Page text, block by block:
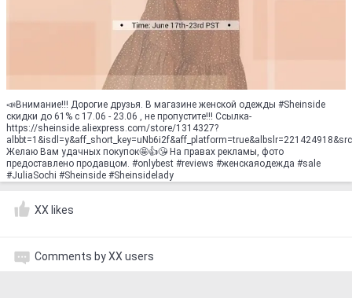
📣Внимание!!! Дорогие друзья. В магазине женской одежды #Sheinside
скидки до 61% с 17.06 - 23.06 , не пропустите!!! Ссылка-
https://sheinside.aliexpress.com/store/1314327?
Желаю Вам удачных покупок🤩👍😘 На правах рекламы, фото
предоставлено продавцом. #оnlybest #rеviеws #женскаяодежда #sale
#JuliaSochi #Sheinside #Sheinsidelady
XX likes
Comments by XX users